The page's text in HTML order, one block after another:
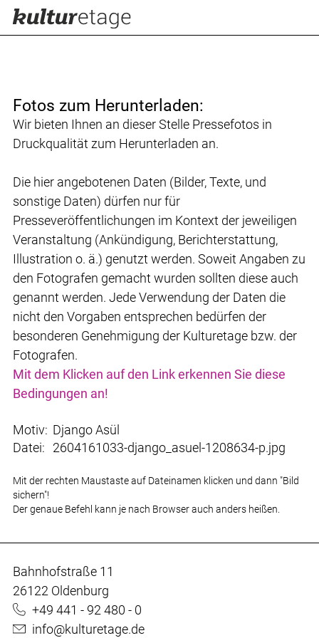
Fotos zum Herunterladen:
Wir bieten Ihnen an dieser Stelle Pressefotos in
Druckqualität zum Herunterladen an.
Die hier angebotenen Daten (Bilder, Texte, und
sonstige Daten) dürfen nur für
Presseveröffentlichungen im Kontext der jeweiligen
Veranstaltung (Ankündigung, Berichterstattung,
Illustration o. ä.) genutzt werden. Soweit Angaben zu
den Fotografen gemacht wurden sollten diese auch
genannt werden. Jede Verwendung der Daten die
nicht den Vorgaben entsprechen bedürfen der
besonderen Genehmigung der Kulturetage bzw. der
Fotografen.
Mit dem Klicken auf den Link erkennen Sie diese
Bedingungen an!
Motiv: Django Asül
Datei:
2604161033-django_asuel-1208634-p.jpg
Mit der rechten Maustaste auf Dateinamen klicken und dann "Bild
sichern"!
Der genaue Befehl kann je nach Browser auch anders heißen.
Bahnhofstraße 11
26122 Oldenburg
+49 441 - 92 480 - 0
info@kulturetage.de